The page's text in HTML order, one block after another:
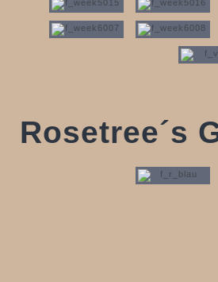
Rosetree´s